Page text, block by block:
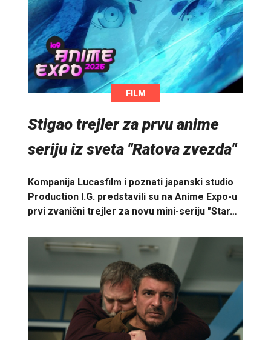
FILM
Stigao trejler za prvu anime
seriju iz sveta "Ratova zvezda"
Kompanija Lucasfilm i poznati japanski studio
Production I.G. predstavili su na Anime Expo-u
prvi zvanični trejler za novu mini-seriju "Star…